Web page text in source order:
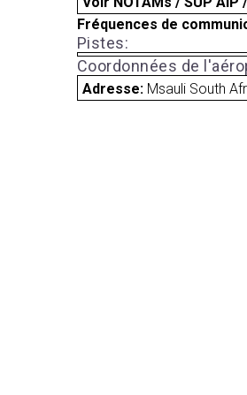
Fréquences de
Pistes:
Coordonnées de
Adresse: Msauli South